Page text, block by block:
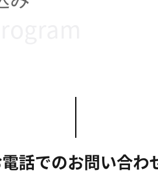
話でのお問い合わ